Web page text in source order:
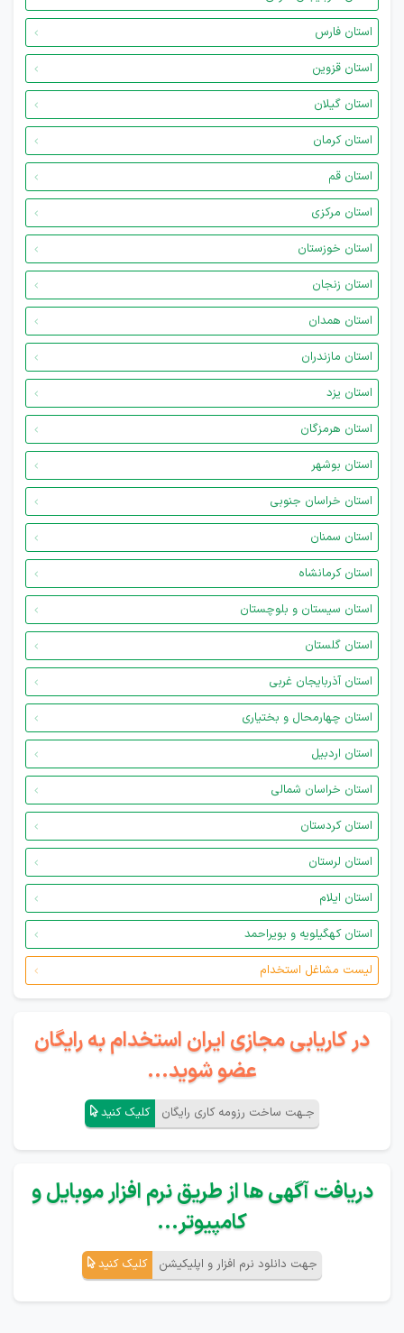
استان فارس
استان قزوین
استان گیلان
استان کرمان
استان قم
استان مرکزی
استان خوزستان
استان زنجان
استان همدان
استان مازندران
استان یزد
استان هرمزگان
استان بوشهر
استان خراسان جنوبی
استان سمنان
استان کرمانشاه
استان سیستان و بلوچستان
استان گلستان
استان آذربایجان غربی
استان چهارمحال و بختیاری
استان اردبیل
استان خراسان شمالی
استان کردستان
استان لرستان
استان ایلام
استان کهگیلویه و بویراحمد
لیست مشاغل استخدام
در کاریابی مجازی ایران استخدام به رایگان
عضو شوید...
جـهت ساخت رزومه کاری رایگان کلیک کنید
دریافت آگهی ها از طریق نرم افزار موبایل و
کامپیوتر...
جهت دانلود نرم افزار و اپلیکیشن کلیک کنید